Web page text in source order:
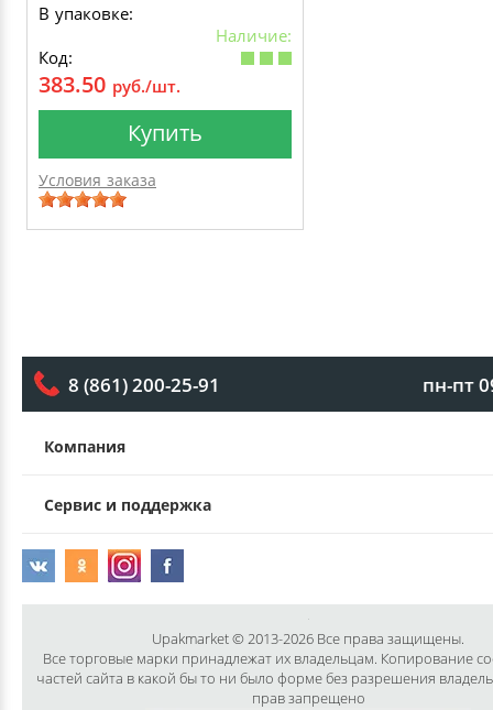
В упаковке:
Наличие:
Код:
383.50 руб./шт.
Купить
Условия заказа
8 (861) 200-25-91 пн-пт
Компания
Сервис и поддержка
Upakmarket © 2013-2026 Все права защищены.
Все торговые марки принадлежат их владельцам. Копирование
частей сайта в какой бы то ни было форме без разрешения
прав запрещено